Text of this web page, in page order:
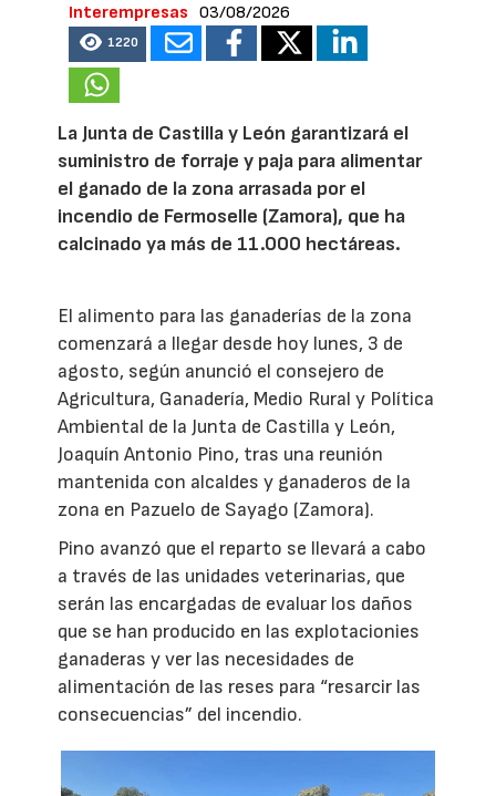
Interempresas
03/08/2026
1220
La Junta de Castilla y León garantizará el
suministro de forraje y paja para alimentar
el ganado de la zona arrasada por el
incendio de Fermoselle (Zamora), que ha
calcinado ya más de 11.000 hectáreas.
El alimento para las ganaderías de la zona
comenzará a llegar desde hoy lunes, 3 de
agosto, según anunció el consejero de
Agricultura, Ganadería, Medio Rural y Política
Ambiental de la Junta de Castilla y León,
Joaquín Antonio Pino, tras una reunión
mantenida con alcaldes y ganaderos de la
zona en Pazuelo de Sayago (Zamora).
Pino avanzó que el reparto se llevará a cabo
a través de las unidades veterinarias, que
serán las encargadas de evaluar los daños
que se han producido en las explotacionies
ganaderas y ver las necesidades de
alimentación de las reses para “resarcir las
consecuencias” del incendio.